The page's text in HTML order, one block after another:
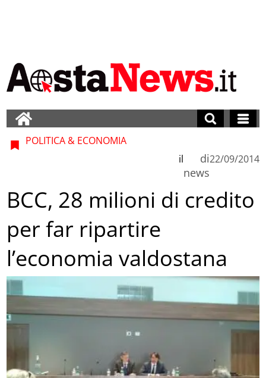
POLITICA & ECONOMIA
di
news
il 22/09/2014
BCC, 28 milioni di credito
per far ripartire
l’economia valdostana